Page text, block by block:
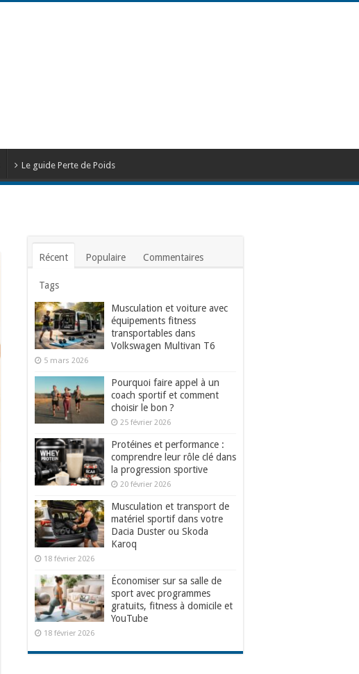
Le guide Perte de Poids
Récent Populaire Commentaires
Tags
Musculation et voiture avec
équipements fitness
transportables dans
Volkswagen Multivan T6
5 mars 2026
Pourquoi faire appel à un
coach sportif et comment
choisir le bon ?
25 février 2026
Protéines et performance :
comprendre leur rôle clé dans
la progression sportive
20 février 2026
Musculation et transport de
matériel sportif dans votre
Dacia Duster ou Skoda
Karoq
18 février 2026
Économiser sur sa salle de
sport avec programmes
gratuits, fitness à domicile et
YouTube
18 février 2026